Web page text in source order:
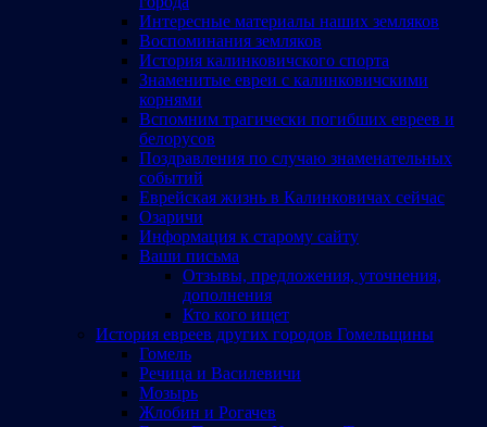
Интересные материалы наших земляков
Воспоминания земляков
История калинковичского спорта
Знаменитые евреи с калинковичскими
корнями
Вспомним трагически погибших евреев и
белорусов
Поздравления по случаю знаменательных
событий
Еврейская жизнь в Калинковичах сейчас
Озаричи
Информация к старому сайту
Ваши письма
Отзывы, предложения, уточнения,
дополнения
Кто кого ищет
История евреев других городов Гомельщины
Гомель
Речица и Василевичи
Мозырь
Жлобин и Рогачев